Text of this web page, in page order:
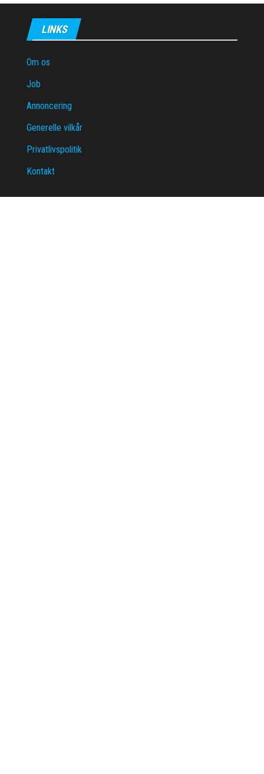
LINKS
Om os
Job
Annoncering
Generelle vilkår
Privatlivspolitik
Kontakt